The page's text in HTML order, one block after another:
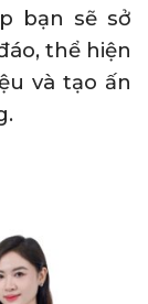
bạn sẽ sở
thể hiện
và tạo ấn